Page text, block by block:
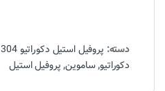
دسته: پروفیل استیل دکوراتیو 304
دکوراتیو,ساموین,پروفیل استیل